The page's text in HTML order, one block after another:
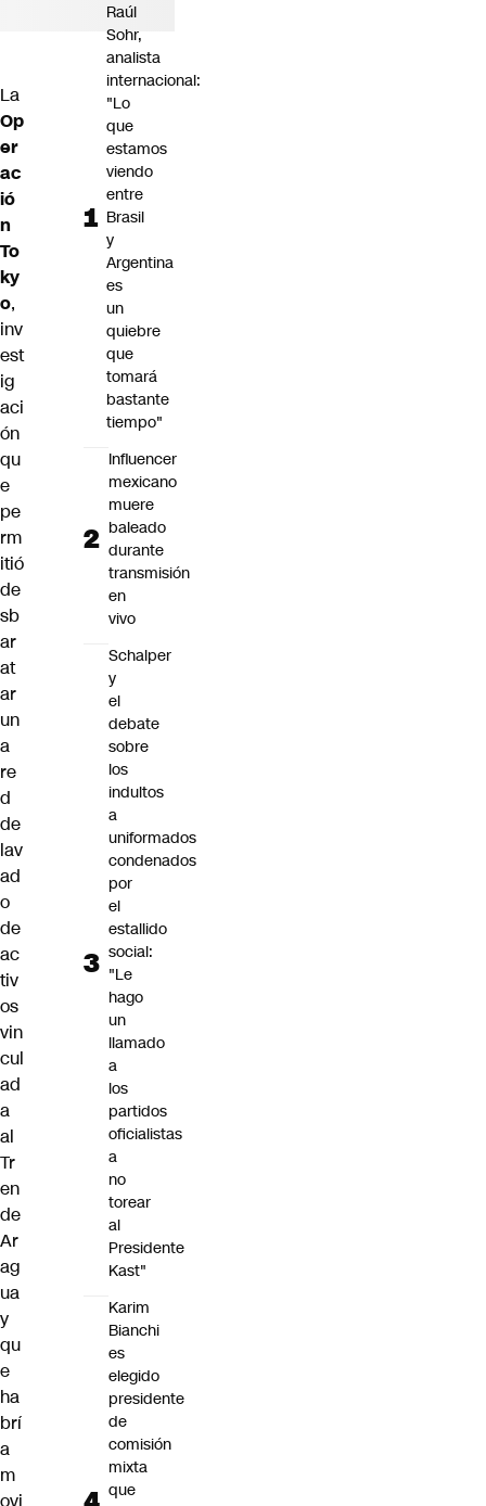
La
Op
er
ac
ió
n
To
ky
o,
inv
est
ig
aci
ón
qu
e
pe
rm
itió
de
sb
ar
at
ar
un
a
re
d
de
lav
ad
o
de
ac
tiv
os
vin
cul
ad
a
al
Tr
en
de
Ar
ag
ua
y
qu
e
ha
brí
a
m
ovi
Raúl
Sohr,
analista
internacional:
"Lo
que
estamos
viendo
entre
Brasil
y
Argentina
es
un
quiebre
que
tomará
bastante
tiempo"
Influencer
mexicano
muere
baleado
durante
transmisión
en
vivo
Schalper
y
el
debate
sobre
los
indultos
a
uniformados
condenados
por
el
estallido
social:
"Le
hago
un
llamado
a
los
partidos
oficialistas
a
no
torear
al
Presidente
Kast"
Karim
Bianchi
es
elegido
presidente
de
comisión
mixta
que